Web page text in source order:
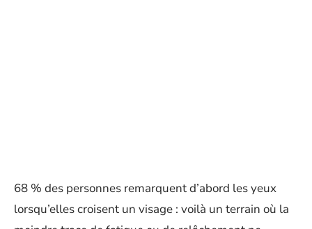
68 % des personnes remarquent d’abord les yeux
lorsqu’elles croisent un visage : voilà un terrain où la